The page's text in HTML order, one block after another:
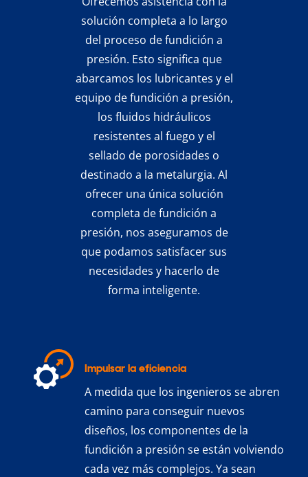
solución completa a lo largo
del proceso de fundición a
presión. Esto significa que
abarcamos los lubricantes y el
equipo de fundición a presión,
los fluidos hidráulicos
resistentes al fuego y el
sellado de porosidades o
destinado a la metalurgia. Al
ofrecer una única solución
completa de fundición a
presión, nos aseguramos de
que podamos satisfacer sus
necesidades y hacerlo de
forma inteligente.
Impulsar la eficiencia
A medida que los ingenieros se abren
camino para conseguir nuevos
diseños, los componentes de la
fundición a presión se están volviendo
cada vez más complejos. Ya sean